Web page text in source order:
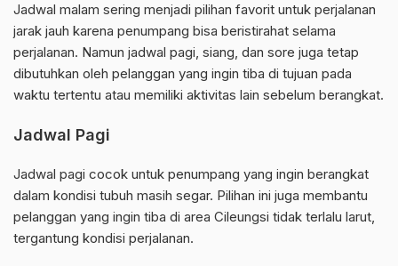
Jadwal malam sering menjadi pilihan favorit untuk perjalanan
jarak jauh karena penumpang bisa beristirahat selama
perjalanan. Namun jadwal pagi, siang, dan sore juga tetap
dibutuhkan oleh pelanggan yang ingin tiba di tujuan pada
waktu tertentu atau memiliki aktivitas lain sebelum berangkat.
Jadwal Pagi
Jadwal pagi cocok untuk penumpang yang ingin berangkat
dalam kondisi tubuh masih segar. Pilihan ini juga membantu
pelanggan yang ingin tiba di area Cileungsi tidak terlalu larut,
tergantung kondisi perjalanan.